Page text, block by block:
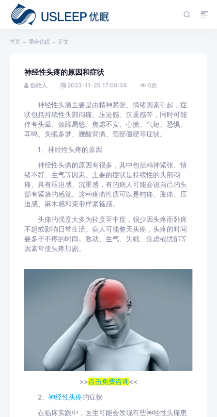
首页 重庆优眠 正文
神经性头疼的原因和症状
创始人 2023-11-25 17:08:34 0次
神经性头痛主要是由精神紧张、情绪因素引起，症
状包括持续性头部闷痛、压迫感、沉重感等，同时可能
伴有头晕、烦躁易怒、焦虑不安、心慌、气短、恐惧、
耳鸣、失眠多梦、腰酸背痛、颈部僵硬等症状。
1、神经性头疼的原因
神经性头痛的原因有很多，其中包括精神紧张、情
绪不好、生气等因素。主要的症状是持续性的头部闷
痛、具有压迫感、沉重感，有的病人可能会说自己的头
部有紧箍的感觉。这种疼痛性质可以是钝痛、胀痛、压
迫感、麻木感和束带样紧箍感。
头痛的强度大多为轻度至中度，很少因头疼而卧床
不起或影响日常生活。病人可能整天头疼，头疼的时间
要多于不疼的时间。激动、生气、失眠、焦虑或忧郁等
因素常使头疼加剧。
>>点击免费咨询<<
2、 神经性头疼的症状
在临床实践中，医生可能会发现有些神经性头痛患